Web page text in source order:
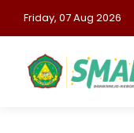
Friday, 07 Aug 2026